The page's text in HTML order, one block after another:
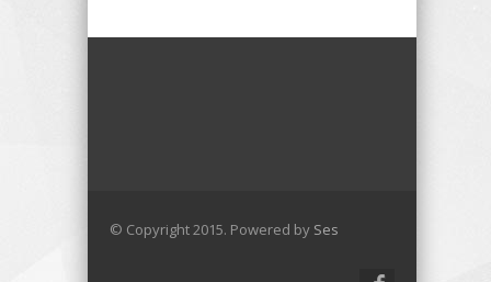
© Copyright 2015. Powered by Ses